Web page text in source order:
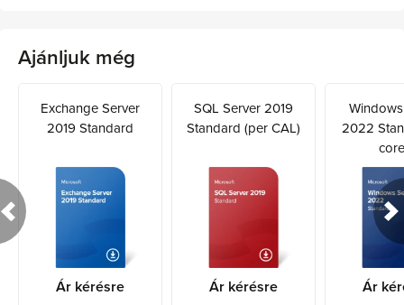
Ajánljuk még
Exchange Server
2019 Standard
Ár kérésre
SQL Server 2019
Standard (per CAL)
Ár kérésre
2022
Ár